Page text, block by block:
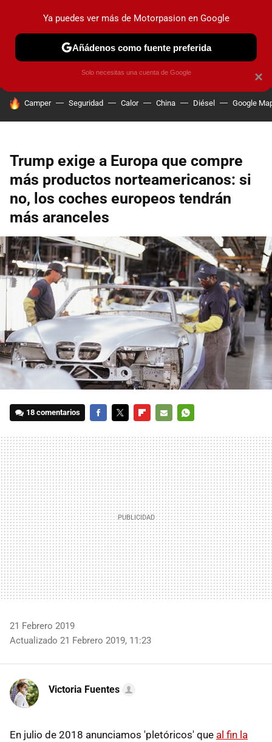
PRUEBAS COCHES ELÉCTRICOS OBSERVATORIO
HOY SE HABLA DE
Camper Seguridad Calor China Diésel Google
Trump exige a Europa que compre
más productos norteamericanos: si
no, los coches europeos tendrán
más aranceles
18 comentarios
MAIL
21 Febrero 2019
Actualizado 21 Febrero 2019, 11:23
Victoria Fuentes
En julio de 2018 anunciamos 'pletóricos' que al fin la
×
Ya puedes ver más de Motorpasion en Google
Añádenos como fuente preferida
Solo necesitas una cuenta de Google